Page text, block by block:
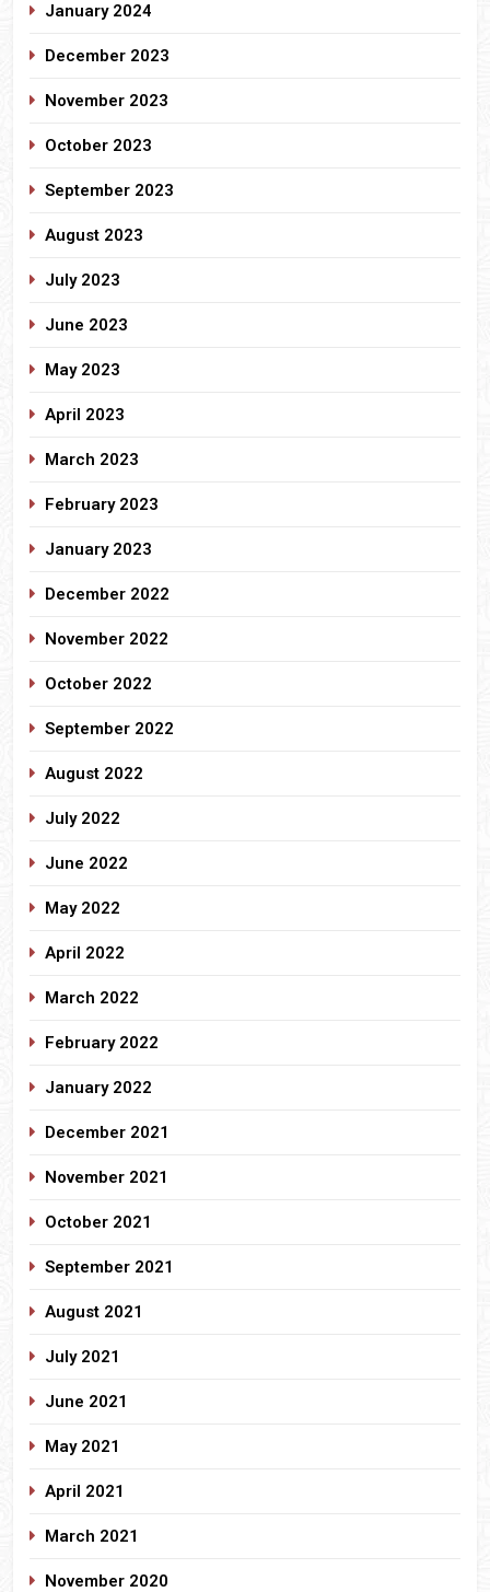
January 2024
December 2023
November 2023
October 2023
September 2023
August 2023
July 2023
June 2023
May 2023
April 2023
March 2023
February 2023
January 2023
December 2022
November 2022
October 2022
September 2022
August 2022
July 2022
June 2022
May 2022
April 2022
March 2022
February 2022
January 2022
December 2021
November 2021
October 2021
September 2021
August 2021
July 2021
June 2021
May 2021
April 2021
March 2021
November 2020